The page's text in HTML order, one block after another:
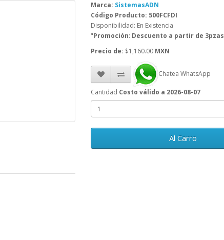
Marca: SistemasADN
Código Producto: 500FCFDI
Disponibilidad: En Existencia
"Promoción: Descuento a partir de 3pzas
Precio de: $1,160.00 MXN
Chatea WhatsApp
Cantidad Costo válido a 2026-08-07
Al Carro